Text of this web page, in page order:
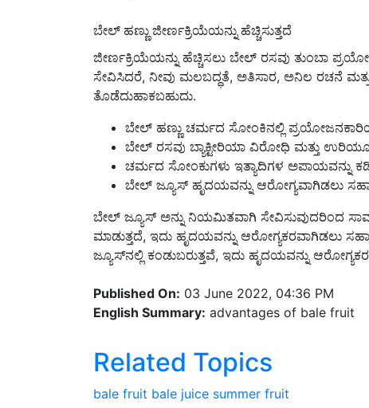
ಬೇಲ್ ಹಣ್ಣು ಜೀರ್ಣಕ್ರಿಯೆಯನ್ನು ಹೆಚ್ಚಿಸುತ್ತದೆ
ಜೀರ್ಣಕ್ರಿಯೆಯನ್ನು ಹೆಚ್ಚಿಸಲು ಬೇಲ್ ರಸವು ತುಂಬಾ
ಸೇವಿಸಿದರೆ, ನೀವು ಮಲಬದ್ಧತೆ, ಅತಿಸಾರ, ಅನಿಲ ರಚನೆ
ತೊಡೆದುಹಾಕಬಹುದು.
ಬೇಲ್ ಹಣ್ಣು ಚರ್ಮದ ಸೋಂಕಿನಲ್ಲಿ
ಬೇಲ್ ರಸವು ಬ್ಯಾಕ್ಟೀರಿಯಾ ವಿರೋಧಿ ಮತ್ತು
ಚರ್ಮದ ಸೋಂಕುಗಳು ಇತ್ಯಾದಿಗಳ ಅಪಾಯವನ್ನು
ಬೇಲ್ ಜ್ಯೂಸ್ ಹೃದಯವನ್ನು ಆರೋಗ್ಯವಾಗಿಡಲು
ಬೇಲ್ ಜ್ಯೂಸ್ ಅನ್ನು ನಿಯಮಿತವಾಗಿ ಸೇವಿಸುವುದರಿಂದ
ಮಾಡುತ್ತದೆ, ಇದು ಹೃದಯವನ್ನು ಆರೋಗ್ಯಕರವಾಗಿಡಲು
ಜ್ಯೂಸ್‌ನಲ್ಲಿ ಕಂಡುಬರುತ್ತವೆ, ಇದು ಹೃದಯವನ್ನು
Published On: 03 June 2022, 04:36 PM
English Summary: advantages of bale fruit
Related Topics
bale fruit bale juice summer fruit